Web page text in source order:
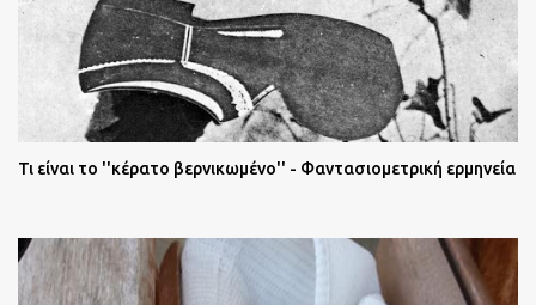
Τι είναι το ''κέρατο βερνικωμένο'' - Φαντασιομετρική ερμηνεία